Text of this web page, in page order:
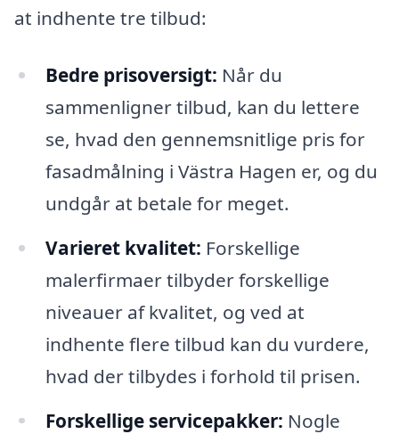
at indhente tre tilbud:
Bedre prisoversigt: Når du
sammenligner tilbud, kan du lettere
se, hvad den gennemsnitlige pris for
fasadmålning i Västra Hagen er, og du
undgår at betale for meget.
Varieret kvalitet: Forskellige
malerfirmaer tilbyder forskellige
niveauer af kvalitet, og ved at
indhente flere tilbud kan du vurdere,
hvad der tilbydes i forhold til prisen.
Forskellige servicepakker: Nogle